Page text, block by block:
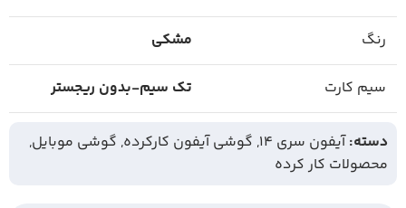
رنگ مشکی
سیم کارت تک سیم-بدون ریجستر
دسته: آیفون سری 14 , گوشی آیفون کارکرده, گوشی موبایل,
محصولات کار کرده